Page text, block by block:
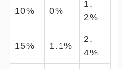
10% 0%
1.
2%
15% 1.1%
2.
4%